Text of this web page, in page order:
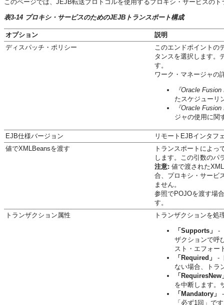
このページでは、JEJB転送プロトコルを使用するプロキシ・サービスの
表3-14 プロキシ・サービスのためのJEJBトランスポート構成
オプション
説明
ディスパッチ・ポリシー
このエンドポイントの
タンスを選択します。
す。
ワーク・マネージャの
『Oracle
たスケジューリ
『Oracle
ジャの使用に関
EJB仕様バージョン
リモートEJBインタフ
値でXMLBeansを渡す
トランスポートによっ
します。この引数のパ
注意: 値で渡された
合、プロキシ・サービ
ません。
参照でPOJOを渡す場
す。
トランザクション属性
トランザクションを処
「Supports」
-
ザクションで呼
スト・エフォー
「Required」
-
ない場合、トラ
「RequiresNew
を中断します。
「Mandatory」
「必ず1回」で